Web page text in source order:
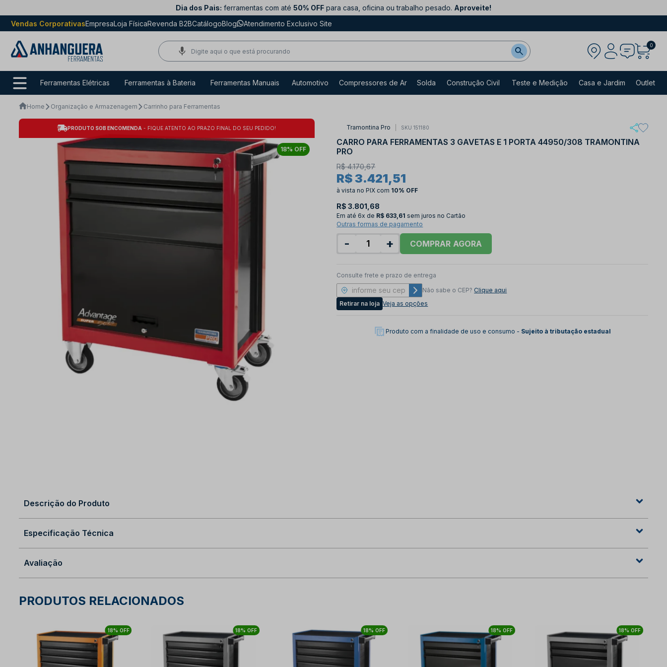
Dia dos Pais: ferramentas com até 50% OFF para casa, oficina ou trabalho pesado. Aproveite!
Vendas CorporativasEmpresaLoja FísicaRevenda B2BCatálogoBlog Atendimento Exclusivo Site
0
Ferramentas Elétricas Ferramentas à Bateria Ferramentas Manuais Automotivo Compressores de Ar Solda Construção Civil Teste e Medição Casa e Jardim Outlet
Home Organização e Armazenagem Carrinho para Ferramentas
PRODUTO SOB ENCOMENDA - FIQUE ATENTO AO PRAZO FINAL DO SEU PEDIDO!
18% OFF
Tramontina Pro SKU 151180
CARRO PARA FERRAMENTAS 3 GAVETAS E 1 PORTA 44950/308 TRAMONTINA
PRO
R$ 4.170,67
R$ 3.421,51
à vista no PIX com 10% OFF
R$ 3.801,68
Em até 6x de R$ 633,61 sem juros no Cartão
Outras formas de pagamento
- + COMPRAR
Consulte frete e prazo de entrega
Não sabe o CEP? Clique aqui
Retirar na loja Veja as opções
Produto com a finalidade de uso e consumo - Sujeito à tributação estadual
Descrição do Produto
Especificação Técnica
Avaliação
PRODUTOS RELACIONADOS
18% OFF 18% OFF 18% OFF 18% OFF 18% OFF